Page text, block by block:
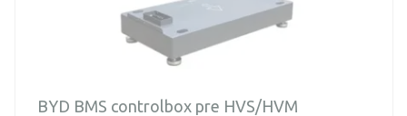
BYD BMS controlbox pre HVS/HVM